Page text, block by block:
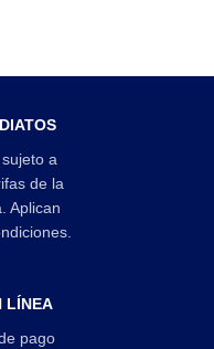
a
de la
Aplican
LÍNEA
pago